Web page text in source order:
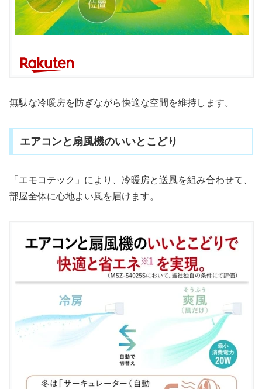
無駄な冷暖房を防ぎながら快適な空間を維持します。
エアコンと扇風機のいいとこどり
「エモコテック」により、冷暖房と送風を組み合わせて、
部屋全体に心地よい風を届けます。